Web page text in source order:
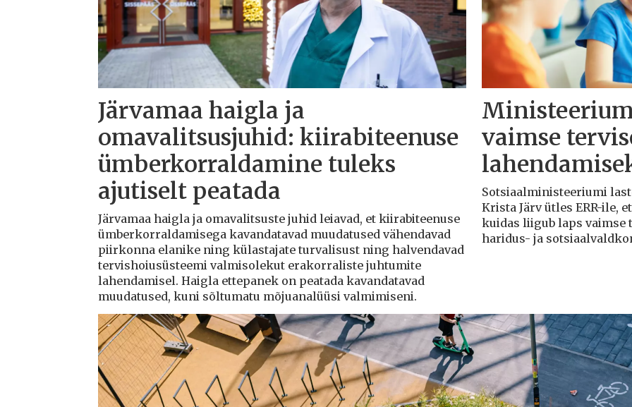
Järvamaa haigla ja
omavalitsusjuhid: kiirabiteenuse
ümberkorraldamine tuleks
ajutiselt peatada
Järvamaa haigla ja omavalitsuste juhid leiavad, et kiirabiteenuse
ümberkorraldamisega kavandatavad muudatused vähendavad
piirkonna elanike ning külastajate turvalisust ning halvendavad
tervishoiusüsteemi valmisolekut erakorraliste juhtumite
lahendamisel. Haigla ettepanek on peatada kavandatavad
muudatused, kuni sõltumatu mõjuanalüüsi valmimiseni.
vaimse
Sotsiaalministeeriumi
Krista Järv ütles ERR-ile,
kuidas liigub laps vaimse
haridus- ja